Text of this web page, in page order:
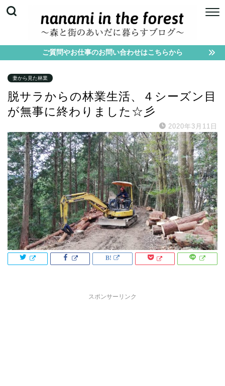
ご質問やお仕事のお問い合わせはこちらから
妻から見た林業
脱サラからの林業生活、４シーズン目
が無事に終わりました☆彡
2020年3月11日
スポンサーリンク